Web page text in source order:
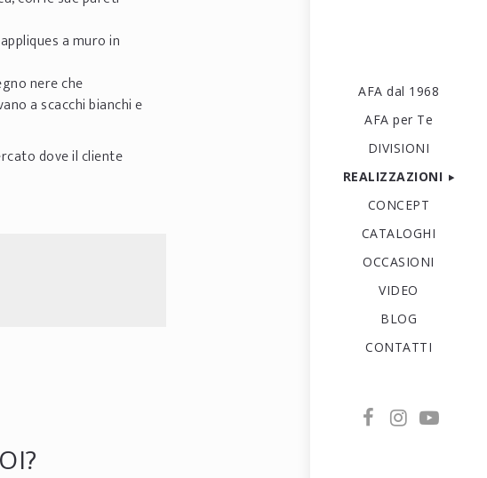
AFA dal 1968
AFA per Te
DIVISIONI
REALIZZAZIONI
CONCEPT
CATALOGHI
OCCASIONI
VIDEO
BLOG
CONTATTI
a muro in
nere che
a scacchi bianchi e
dove il cliente